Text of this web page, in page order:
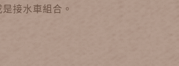
是接水車組合。